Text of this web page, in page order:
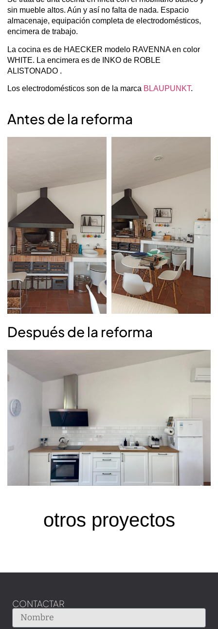
sin mueble altos. Aún y así no falta de nada. Espacio
almacenaje, equipación completa de electrodomésticos,
encimera de trabajo.
La cocina es de HAECKER modelo RAVENNA en color
WHITE. La encimera es de INKO de ROBLE
ALISTONADO .
Los electrodomésticos son de la marca BLAUPUNKT.
Antes de la reforma
Después de la reforma
otros proyectos
CONTACTAR